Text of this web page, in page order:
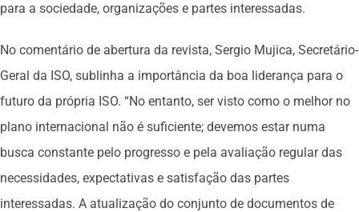
para a sociedade, organizações e partes interessadas.
No comentário de abertura da revista, Sergio Mujica, Secretário-
Geral da ISO, sublinha a importância da boa liderança para o
futuro da própria ISO. “No entanto, ser visto como o melhor no
plano internacional não é suficiente; devemos estar numa
busca constante pelo progresso e pela avaliação regular das
necessidades, expectativas e satisfação das partes
interessadas. A atualização do conjunto de documentos de